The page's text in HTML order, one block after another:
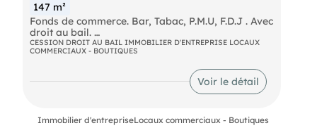
147 m²
Fonds de commerce. Bar, Tabac, P.M.U, F.D.J . Avec
droit au bail.
Idéalement placé sur un axe passant avec du
stationnement facile dans le village de Viesly .
Je de saisir votre futur projet de vie !
complémentaires tel que le P.M.U, F.D.J, relais
CESSION DROIT AU BAIL IMMOBILIER D'ENTREPRISE LOCAUX
COMMERCIAUX - BOUTIQUES
Voir le détail
Immobilier d'entrepriseLocaux commerciaux - Boutiques